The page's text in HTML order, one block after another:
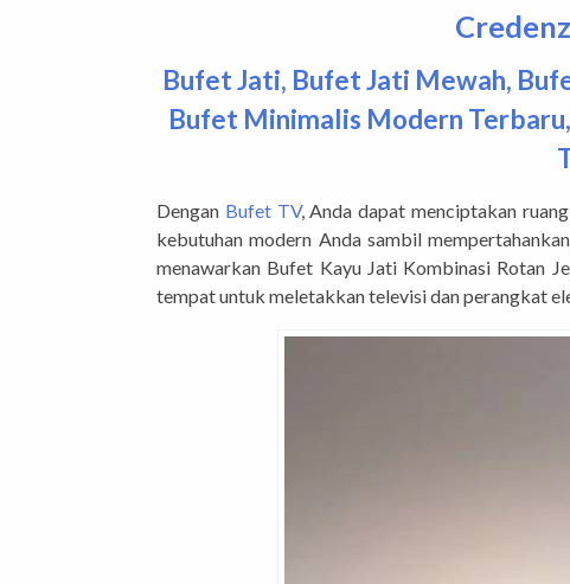
Bufet Jati, Bufet Jati Mewah,
Bufet Minimalis Modern Terbaru,
Dengan Bufet TV, Anda dapat menciptakan
kebutuhan modern Anda sambil
menawarkan Bufet Kayu Jati Kombinasi Rotan
tempat untuk meletakkan televisi dan perangkat